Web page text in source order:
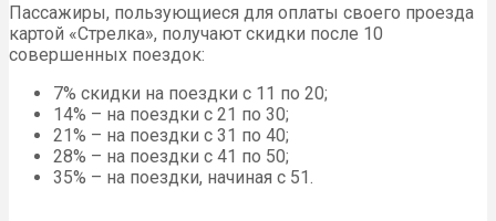
Пассажиры, пользующиеся для оплаты своего проезда
картой «Стрелка», получают скидки после 10
совершенных поездок:
7% скидки на поездки с 11 по 20;
14% – на поездки с 21 по 30;
21% – на поездки с 31 по 40;
28% – на поездки с 41 по 50;
35% – на поездки, начиная с 51.